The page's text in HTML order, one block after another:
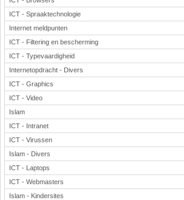
ICT - Spraaktechnologie
Internet meldpunten
ICT - Filtering en bescherming
ICT - Typevaardigheid
Internetopdracht - Divers
ICT - Graphics
ICT - Video
Islam
ICT - Intranet
ICT - Virussen
Islam - Divers
ICT - Laptops
ICT - Webmasters
Islam - Kindersites